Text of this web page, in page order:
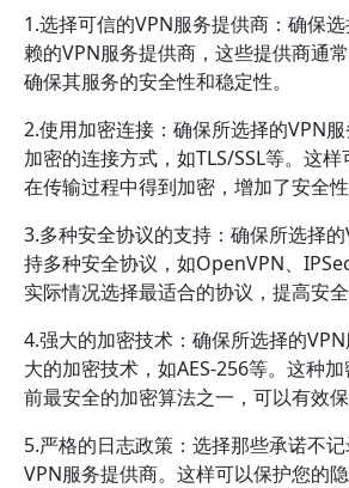
1.选择可信的VPN服务提供商：确保
赖的VPN服务提供商，这些提供商通
确保其服务的安全性和稳定性。
2.使用加密连接：确保所选择的VPN
加密的连接方式，如TLS/SSL等。这
在传输过程中得到加密，增加了安全性
3.多种安全协议的支持：确保所选择
持多种安全协议，如OpenVPN、
实际情况选择最适合的协议，提高安全
4.强大的加密技术：确保所选择的
大的加密技术，如AES-256等。这种
前最安全的加密算法之一，可以有效保
5.严格的日志政策：选择那些承诺不
VPN服务提供商。这样可以保护您的